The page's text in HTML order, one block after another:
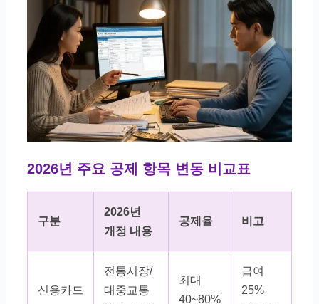
2026년 주요 공제 항목 변동 비교표
구분
2026년
개정 내용
공제율 비고
신용카드
전통시장/
대중교통
최대
40~80%
급여
25%